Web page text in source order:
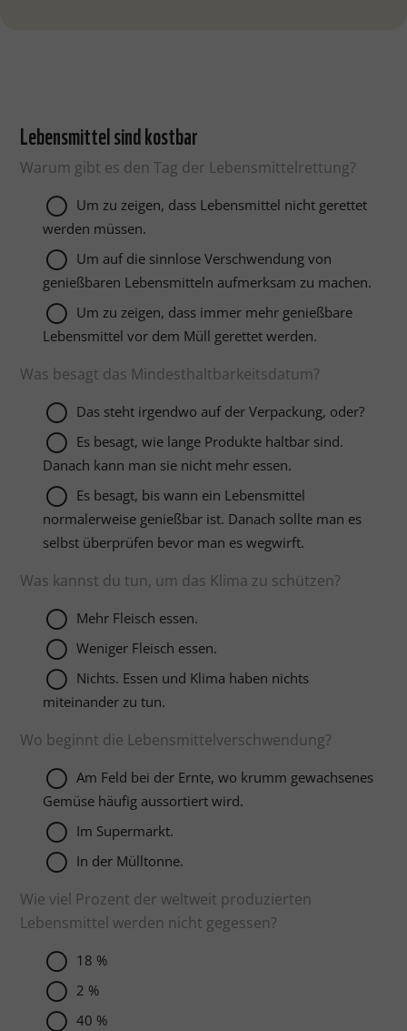
Lebensmittel sind kostbar
Warum gibt es den Tag der Lebensmittelrettung?
Um zu zeigen, dass Lebensmittel nicht gerettet
werden müssen.
Um auf die sinnlose Verschwendung von
genießbaren Lebensmitteln aufmerksam zu machen.
Um zu zeigen, dass immer mehr genießbare
Lebensmittel vor dem Müll gerettet werden.
Was besagt das Mindesthaltbarkeitsdatum?
Das steht irgendwo auf der Verpackung, oder?
Es besagt, wie lange Produkte haltbar sind.
Danach kann man sie nicht mehr essen.
Es besagt, bis wann ein Lebensmittel
normalerweise genießbar ist. Danach sollte man es
selbst überprüfen bevor man es wegwirft.
Was kannst du tun, um das Klima zu schützen?
Mehr Fleisch essen.
Weniger Fleisch essen.
Nichts. Essen und Klima haben nichts
miteinander zu tun.
Wo beginnt die Lebensmittelverschwendung?
Am Feld bei der Ernte, wo krumm gewachsenes
Gemüse häufig aussortiert wird.
Im Supermarkt.
In der Mülltonne.
Wie viel Prozent der weltweit produzierten
Lebensmittel werden nicht gegessen?
18 %
2 %
40 %